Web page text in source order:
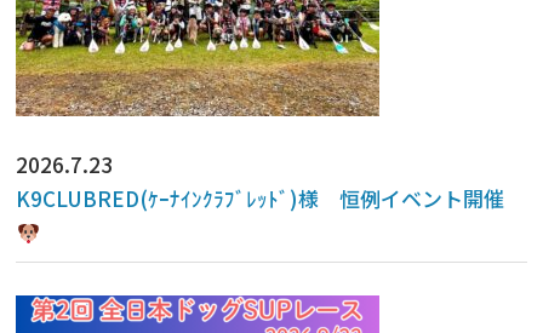
2026.7.23
K9CLUBRED(ｹｰﾅｲﾝｸﾗﾌﾞﾚｯﾄﾞ)様 恒例イベント開催